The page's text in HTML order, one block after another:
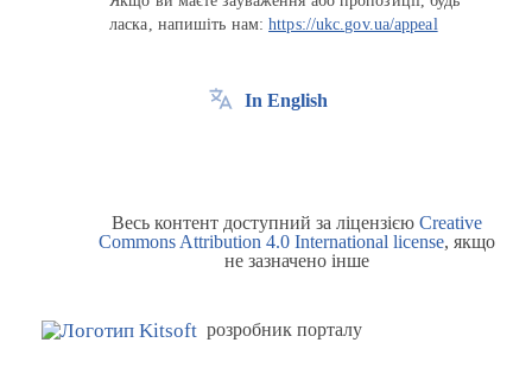
ласка, напишіть нам:https://ukc.gov.ua/appeal
In English
Весь контент доступний за ліцензією Creative
Commons Attribution 4.0 International license, якщо
не зазначено інше
розробник порталу